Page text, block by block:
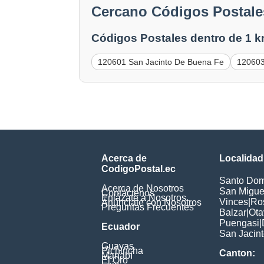
Cercano Códigos
Códigos Postales dentro de 1
120601 San Jacinto De Buena Fe
Acerca de
CodigoPostal.ec
Acerca de Nosotros
Contáctenos
Enlázate a Nosotros
Anúnciate con Nosotros
Preguntas Frecuentes
Ecuador
Guayas
Pichincha
Manabí
El Oro
Santo
San
Vinces
Balzar
Puengasi
San
Canton: